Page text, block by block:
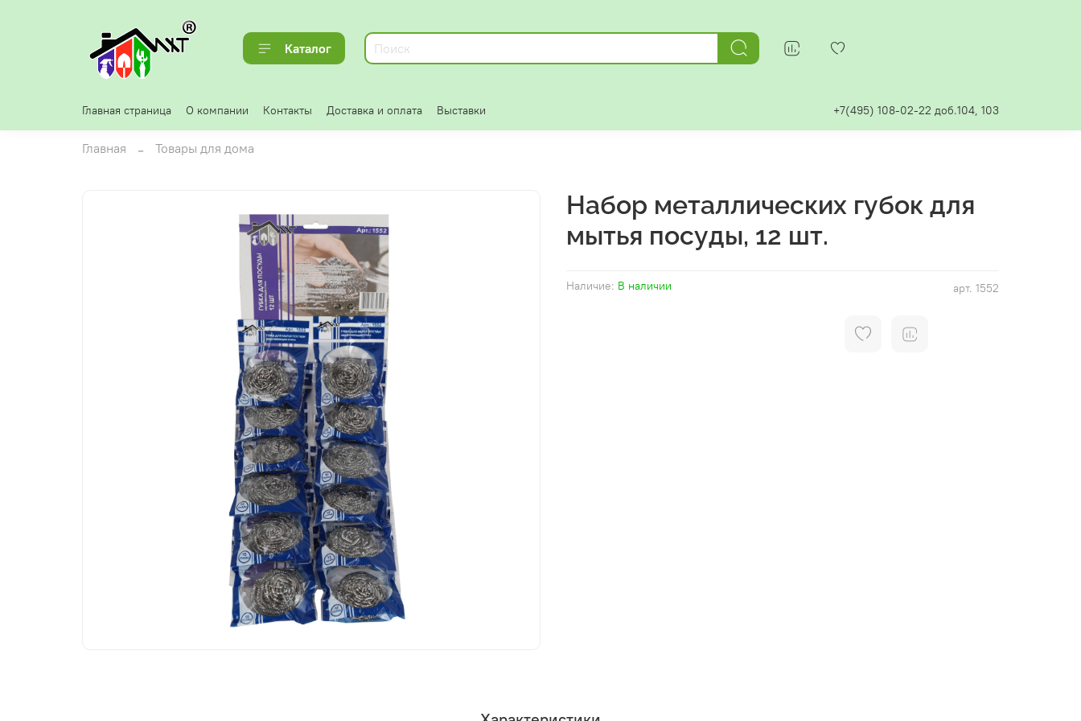
Каталог
Главная страница О компании Контакты Доставка и оплата Выставки +7(495) 108-02-22 доб.104, 103
Главная Товары для дома
арт. 1552
Наличие: В наличии
Набор металлических губок для
мытья посуды, 12 шт.